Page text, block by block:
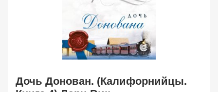
Дочь Донован. (Калифорнийцы.